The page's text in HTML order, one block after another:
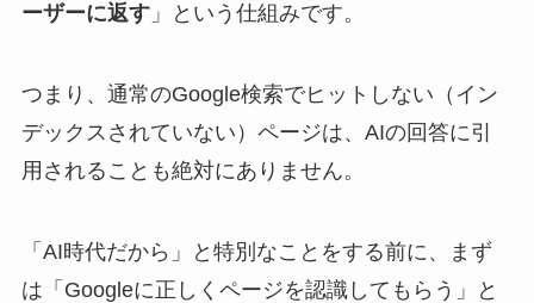
ーザーに返す」という仕組みです。
つまり、通常のGoogle検索でヒットしない（イン
デックスされていない）ページは、AIの回答に引
用されることも絶対にありません。
「AI時代だから」と特別なことをする前に、まず
は 「Googleに正しくページを認識してもらう」と